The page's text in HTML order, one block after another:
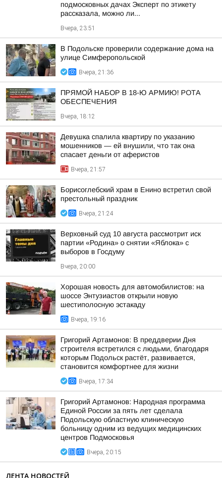
подмосковных дачах Эксперт по этикету
рассказала, можно ли...
Вчера, 23:51
В Подольске проверили содержание дома на
улице Симферопольской
Вчера, 21:36
ПРЯМОЙ НАБОР В 18-Ю АРМИЮ! РОТА
ОБЕСПЕЧЕНИЯ
Вчера, 18:12
Девушка спалила квартиру по указанию
мошенников — ей внушили, что так она
спасает деньги от аферистов
Вчера, 21:57
Борисоглебский храм в Енино встретил свой
престольный праздник
Вчера, 21:24
Верховный суд 10 августа рассмотрит иск
партии «Родина» о снятии «Яблока» с
выборов в Госдуму
Вчера, 20:00
Хорошая новость для автомобилистов: на
шоссе Энтузиастов открыли новую
шестиполосную эстакаду
Вчера, 19:16
Григорий Артамонов: В преддверии Дня
строителя встретился с людьми, благодаря
которым Подольск растёт, развивается,
становится комфортнее для жизни
Вчера, 17:34
Григорий Артамонов: Народная программа
Единой России за пять лет сделала
Подольскую областную клиническую
больницу одним из ведущих медицинских
центров Подмосковья
Вчера, 20:15
ЛЕНТА НОВОСТЕЙ